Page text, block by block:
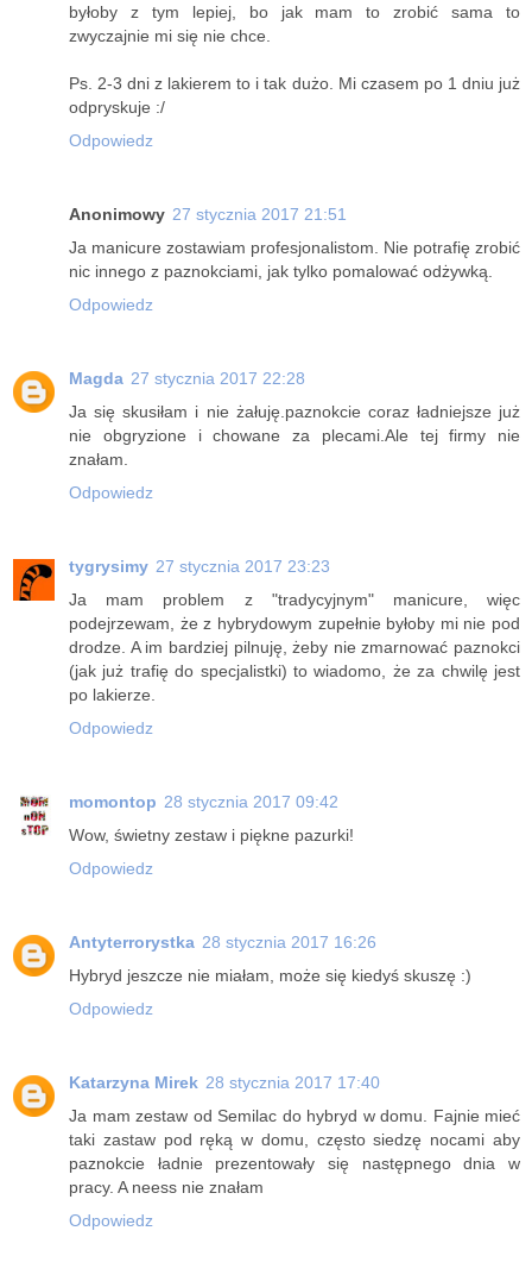
byłoby z tym lepiej, bo jak mam to zrobić sama to
zwyczajnie mi się nie chce.
Ps. 2-3 dni z lakierem to i tak dużo. Mi czasem po 1 dniu już
odpryskuje :/
Odpowiedz
Anonimowy 27 stycznia 2017 21:51
Ja manicure zostawiam profesjonalistom. Nie potrafię zrobić
nic innego z paznokciami, jak tylko pomalować odżywką.
Odpowiedz
Magda 27 stycznia 2017 22:28
Ja się skusiłam i nie żałuję.paznokcie coraz ładniejsze już
nie obgryzione i chowane za plecami.Ale tej firmy nie
znałam.
Odpowiedz
tygrysimy 27 stycznia 2017 23:23
Ja mam problem z "tradycyjnym" manicure, więc
podejrzewam, że z hybrydowym zupełnie byłoby mi nie pod
drodze. A im bardziej pilnuję, żeby nie zmarnować paznokci
(jak już trafię do specjalistki) to wiadomo, że za chwilę jest
po lakierze.
Odpowiedz
momontop 28 stycznia 2017 09:42
Wow, świetny zestaw i piękne pazurki!
Odpowiedz
Antyterrorystka 28 stycznia 2017 16:26
Hybryd jeszcze nie miałam, może się kiedyś skuszę :)
Odpowiedz
Katarzyna Mirek 28 stycznia 2017 17:40
Ja mam zestaw od Semilac do hybryd w domu. Fajnie mieć
taki zastaw pod ręką w domu, często siedzę nocami aby
paznokcie ładnie prezentowały się następnego dnia w
pracy. A neess nie znałam
Odpowiedz